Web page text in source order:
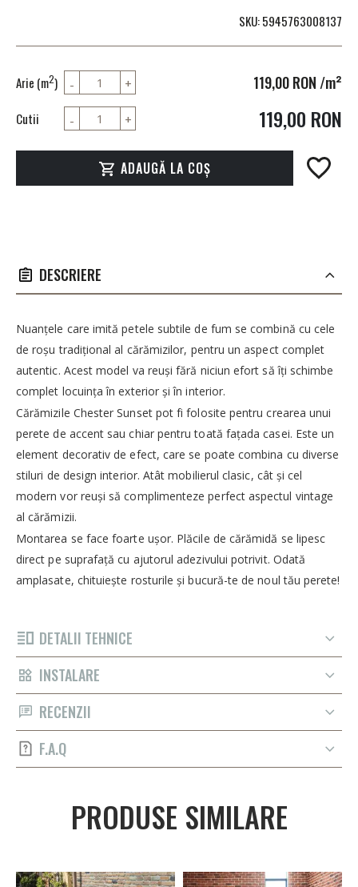
SKU 5945763008137
Arie (m2) 119,00 RON /m²
119,00 RON
Cutii
ADAUGĂ LA COȘ
DESCRIERE
Nuanțele care imită petele subtile de fum se combină cu cele
de roșu tradițional al cărămizilor, pentru un aspect complet
autentic. Acest model va reuși fără niciun efort să îți schimbe
complet locuința în exterior și în interior.
Cărămizile Chester Sunset pot fi folosite pentru crearea unui
perete de accent sau chiar pentru toată fațada casei. Este un
element decorativ de efect, care se poate combina cu diverse
stiluri de design interior. Atât mobilierul clasic, cât și cel
modern vor reuși să complimenteze perfect aspectul vintage
al cărămizii.
Montarea se face foarte ușor. Plăcile de cărămidă se lipesc
direct pe suprafață cu ajutorul adezivului potrivit. Odată
amplasate, chituiește rosturile și bucură-te de noul tău perete!
DETALII TEHNICE
INSTALARE
RECENZII
F.A.Q
PRODUSE SIMILARE